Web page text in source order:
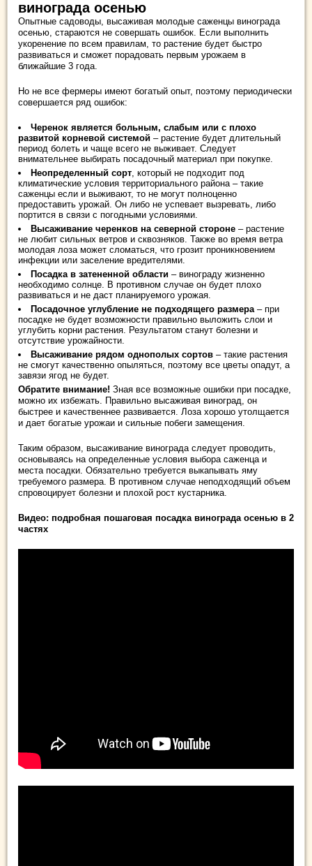
винограда осенью
Опытные садоводы, высаживая молодые саженцы винограда
осенью, стараются не совершать ошибок. Если выполнить
укоренение по всем правилам, то растение будет быстро
развиваться и сможет порадовать первым урожаем в
ближайшие 3 года.
Но не все фермеры имеют богатый опыт, поэтому периодически
совершается ряд ошибок:
Черенок является больным, слабым или с плохо
развитой корневой системой – растение будет длительный
период болеть и чаще всего не выживает. Следует
внимательнее выбирать посадочный материал при покупке.
Неопределенный сорт, который не подходит под
климатические условия территориального района – такие
саженцы если и выживают, то не могут полноценно
предоставить урожай. Он либо не успевает вызревать, либо
портится в связи с погодными условиями.
Высаживание черенков на северной стороне – растение
не любит сильных ветров и сквозняков. Также во время ветра
молодая лоза может сломаться, что грозит проникновением
инфекции или заселение вредителями.
Посадка в затененной области – винограду жизненно
необходимо солнце. В противном случае он будет плохо
развиваться и не даст планируемого урожая.
Посадочное углубление не подходящего размера– при
посадке не будет возможности правильно выложить слои и
углубить корни растения. Результатом станут болезни и
отсутствие урожайности.
Высаживание рядом однополых сортов – такие растения
не смогут качественно опыляться, поэтому все цветы опадут, а
завязи ягод не будет.
Обратите внимание! Зная все возможные ошибки при посадке,
можно их избежать. Правильно высаживая виноград, он
быстрее и качественнее развивается. Лоза хорошо утолщается
и дает богатые урожаи и сильные побеги замещения.
Таким образом, высаживание винограда следует проводить,
основываясь на определенные условия выбора саженца и
места посадки. Обязательно требуется выкапывать яму
требуемого размера. В противном случае неподходящий объем
спровоцирует болезни и плохой рост кустарника.
Видео: подробная пошаговая посадка винограда осенью в 2
частях